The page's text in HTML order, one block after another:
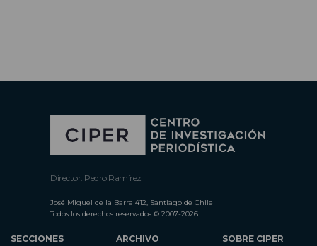
Director: Pedro Ramírez
José Miguel de la Barra 412, Santiago de Chile
Todos los derechos reservados © 2007-2026
SECCIONES
ARCHIVO
SOBRE CIPER